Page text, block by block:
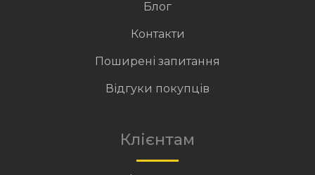
Блог
Контакти
Поширені запитання
Відгуки покупців
Клієнтам